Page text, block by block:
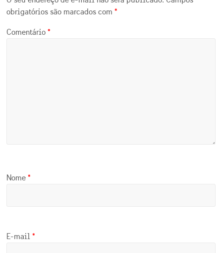
obrigatórios são marcados com*
Comentário*
Nome*
E-mail*